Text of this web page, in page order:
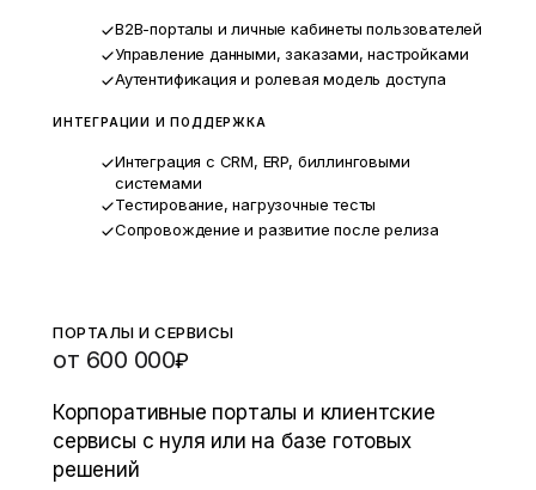
B2B-порталы и личные кабинеты пользователей
Управление данными, заказами, настройками
Аутентификация и ролевая модель доступа
ИНТЕГРАЦИИ И ПОДДЕРЖКА
Интеграция с CRM, ERP, биллинговыми
системами
Тестирование, нагрузочные тесты
Сопровождение и развитие после релиза
ПОРТАЛЫ И СЕРВИСЫ
от 600 000₽
Корпоративные порталы и клиентские
сервисы с нуля или на базе готовых
решений